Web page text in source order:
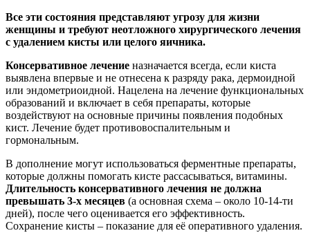
Все эти состояния представляют угрозу для жизни
женщины и требуют неотложного хирургического лечения
с удалением кисты или целого яичника.
Консервативное лечение назначается всегда, если киста
выявлена впервые и не отнесена к разряду рака, дермоидной
или эндометриоидной. Нацелена на лечение функциональных
образований и включает в себя препараты, которые
воздействуют на основные причины появления подобных
кист. Лечение будет противовоспалительным и
гормональным.
В дополнение могут использоваться ферментные препараты,
которые должны помогать кисте рассасываться, витамины.
Длительность консервативного лечения не должна
превышать 3-х месяцев (а основная схема – около 10-14-ти
дней), после чего оценивается его эффективность.
Сохранение кисты – показание для её оперативного удаления.